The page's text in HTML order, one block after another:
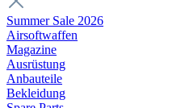
Summer Sale 2026
Airsoftwaffen
Magazine
Ausrüstung
Anbauteile
Bekleidung